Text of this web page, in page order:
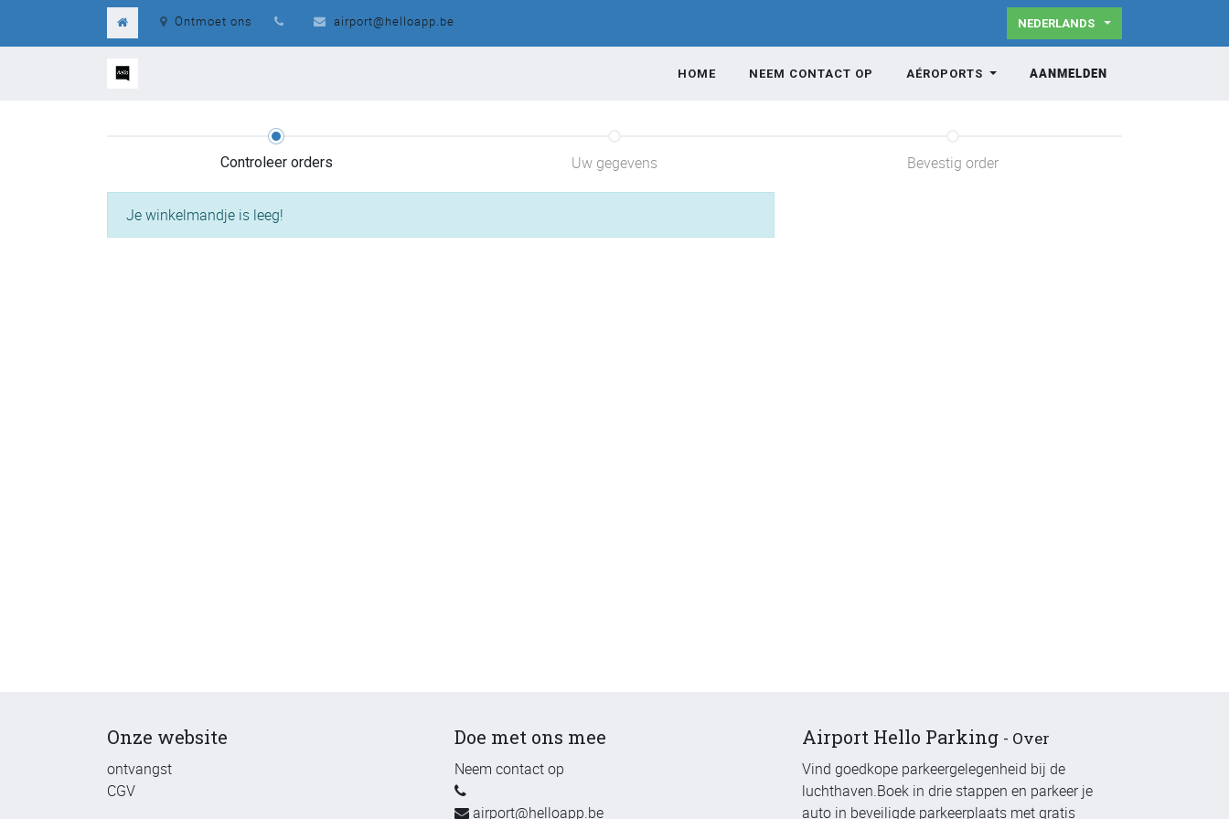
Ontmoet ons airport@helloapp.be NEDERLANDS
HOME NEEM CONTACT OP AÉROPORTS AANMELDEN
Controleer orders Uw gegevens Bevestig order
Je winkelmandje is leeg!
Onze website
ontvangst
CGV
Doe met ons mee
Neem contact op
airport@helloapp.be
Airport Hello Parking - Over
Vind goedkope parkeergelegenheid bij de
luchthaven.Boek in drie stappen en parkeer je
auto in beveiligde parkeerplaats met gratis